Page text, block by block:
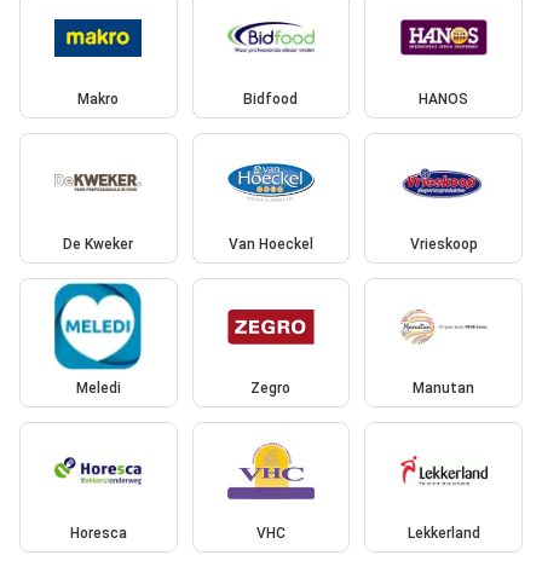
Makro Bidfood HANOS
De Kweker Van Hoeckel Vrieskoop
Meledi Zegro Manutan
Horesca VHC Lekkerland